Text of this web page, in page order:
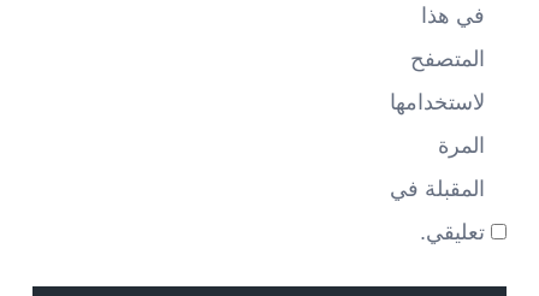
في هذا
المتصفح
لاستخدامها
المرة
المقبلة في
تعليقي.